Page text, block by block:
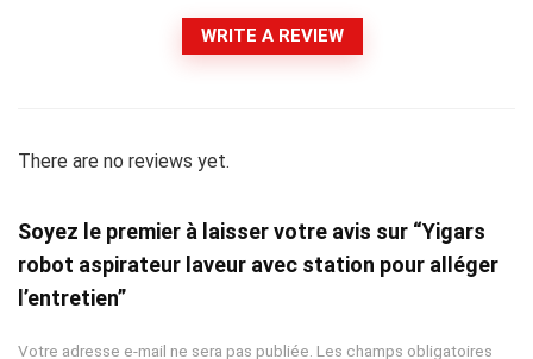
WRITE A REVIEW
There are no reviews yet.
Soyez le premier à laisser votre avis sur “Yigars
robot aspirateur laveur avec station pour alléger
l’entretien”
Votre adresse e-mail ne sera pas publiée. Les champs obligatoires